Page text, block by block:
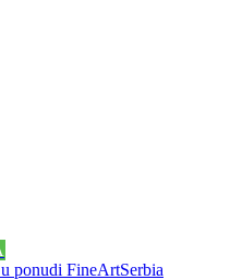
ponudi FineArtSerbia